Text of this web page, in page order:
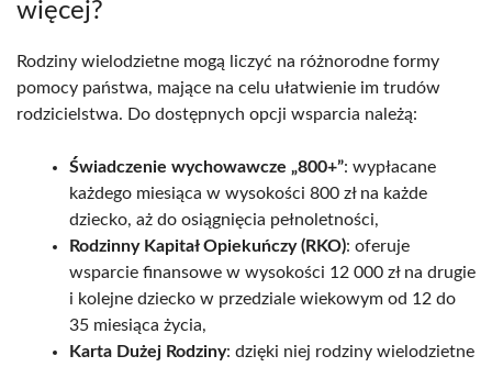
więcej?
Rodziny wielodzietne mogą liczyć na różnorodne formy
pomocy państwa, mające na celu ułatwienie im trudów
rodzicielstwa. Do dostępnych opcji wsparcia należą:
Świadczenie wychowawcze „800+”: wypłacane
każdego miesiąca w wysokości 800 zł na każde
dziecko, aż do osiągnięcia pełnoletności,
Rodzinny Kapitał Opiekuńczy (RKO): oferuje
wsparcie finansowe w wysokości 12 000 zł na drugie
i kolejne dziecko w przedziale wiekowym od 12 do
35 miesiąca życia,
Karta Dużej Rodziny: dzięki niej rodziny wielodzietne